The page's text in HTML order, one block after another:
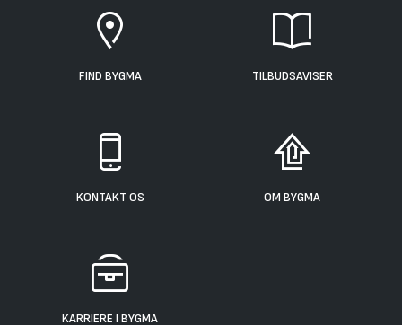
FIND BYGMA TILBUDSAVISER
KONTAKT OS OM BYGMA
KARRIERE I BYGMA